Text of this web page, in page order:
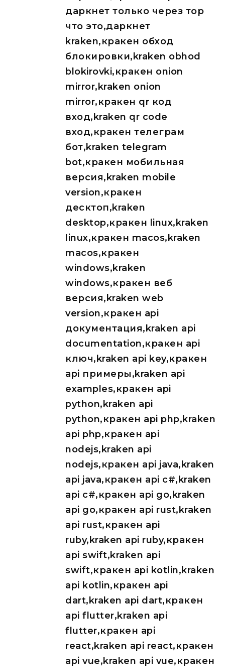
даркнет только через тор
что это,даркнет
kraken,кракен обход
блокировки,kraken obhod
blokirovki,кракен onion
mirror,kraken onion
mirror,кракен qr код
вход,kraken qr code
вход,кракен телеграм
бот,kraken telegram
bot,кракен мобильная
версия,kraken mobile
version,кракен
десктоп,kraken
desktop,кракен linux,kraken
linux,кракен macos,kraken
macos,кракен
windows,kraken
windows,кракен веб
версия,kraken web
version,кракен api
документация,kraken api
documentation,кракен api
ключ,kraken api key,кракен
api примеры,kraken api
examples,кракен api
python,kraken api
python,кракен api php,kraken
api php,кракен api
nodejs,kraken api
nodejs,кракен api java,kraken
api java,кракен api c#,kraken
api c#,кракен api go,kraken
api go,кракен api rust,kraken
api rust,кракен api
ruby,kraken api ruby,кракен
api swift,kraken api
swift,кракен api kotlin,kraken
api kotlin,кракен api
dart,kraken api dart,кракен
api flutter,kraken api
flutter,кракен api
react,kraken api react,кракен
api vue,kraken api vue,кракен